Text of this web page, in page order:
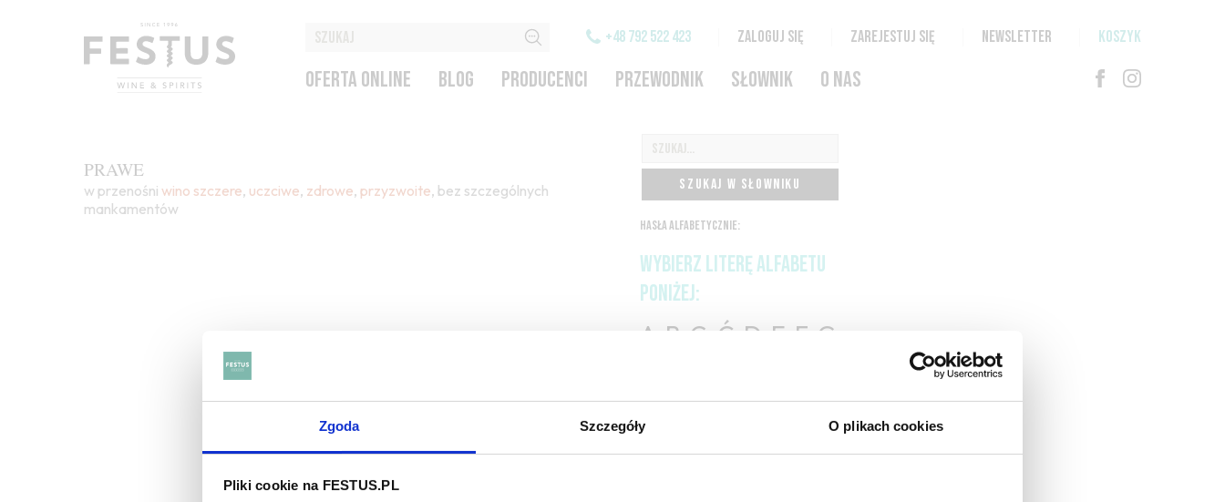
Zgoda Szczegóły O plikach cookies
Pliki cookie na FESTUS.PL
+48 792 522 423 ZALOGUJ SIĘ ZAREJESTUJ SIĘ NEWSLETTER KOSZYK
OFERTA ONLINE BLOG PRODUCENCI PRZEWODNIK SŁOWNIK O NAS
PRAWE
w przenośni wino szczere, uczciwe, zdrowe, przyzwoite, bez szczególnych
mankamentów
SZUKAJ W SŁOWNIKU
HASŁA ALFABETYCZNIE:
WYBIERZ LITERĘ ALFABETU
PONIŻEJ:
A B C-Ć D E F G
O-Ó P Q R S-Ś T
U
Z-Ź-Ż